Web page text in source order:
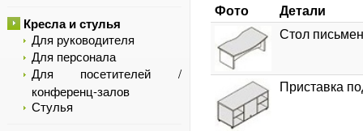
Кресла и стулья
Для руководителя
Для персонала
Для посетителей /
конференц-залов
Стулья
Фото
Детали
Стол
Приставка